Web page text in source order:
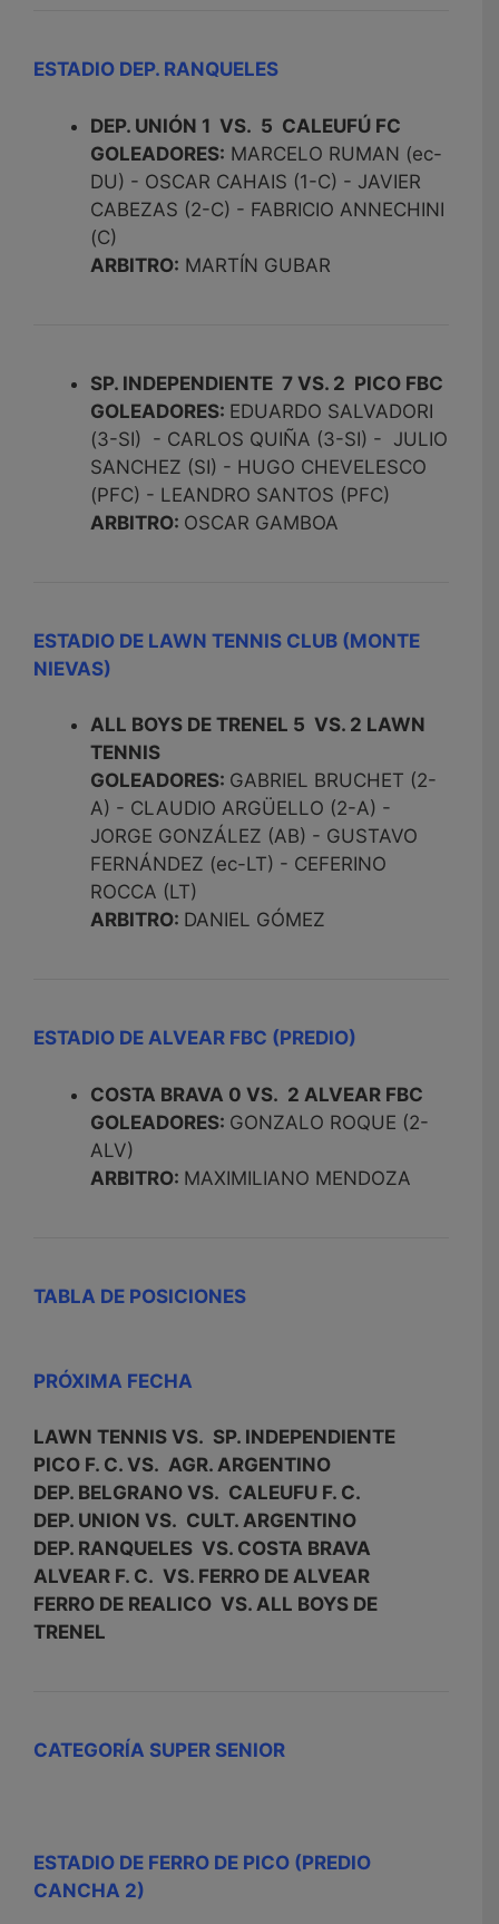
ESTADIO DEP. RANQUELES
DEP. UNIÓN 1 VS. 5 CALEUFÚ FC
GOLEADORES: MARCELO RUMAN (ec-
DU) - OSCAR CAHAIS (1-C) - JAVIER
CABEZAS (2-C) - FABRICIO ANNECHINI
(C)
ARBITRO: MARTÍN GUBAR
SP. INDEPENDIENTE 7 VS. 2 PICO FBC
GOLEADORES: EDUARDO SALVADORI
(3-SI) - CARLOS QUIÑA (3-SI) - JULIO
SANCHEZ (SI) - HUGO CHEVELESCO
(PFC) - LEANDRO SANTOS (PFC)
ARBITRO: OSCAR GAMBOA
ESTADIO DE LAWN TENNIS CLUB (MONTE
NIEVAS)
ALL BOYS DE TRENEL 5 VS. 2 LAWN
TENNIS
GOLEADORES: GABRIEL BRUCHET (2-
A) - CLAUDIO ARGÜELLO (2-A) -
JORGE GONZÁLEZ (AB) - GUSTAVO
FERNÁNDEZ (ec-LT) - CEFERINO
ROCCA (LT)
ARBITRO: DANIEL GÓMEZ
ESTADIO DE ALVEAR FBC (PREDIO)
COSTA BRAVA 0 VS. 2 ALVEAR FBC
GOLEADORES: GONZALO ROQUE (2-
ALV)
ARBITRO: MAXIMILIANO MENDOZA
TABLA DE POSICIONES
PRÓXIMA FECHA
LAWN TENNIS VS. SP. INDEPENDIENTE
PICO F. C. VS. AGR. ARGENTINO
DEP. BELGRANO VS. CALEUFU F. C.
DEP. UNION VS. CULT. ARGENTINO
DEP. RANQUELES VS. COSTA BRAVA
ALVEAR F. C. VS. FERRO DE ALVEAR
FERRO DE REALICO VS. ALL BOYS DE
TRENEL
CATEGORÍA SUPER SENIOR
ESTADIO DE FERRO DE PICO (PREDIO
CANCHA 2)